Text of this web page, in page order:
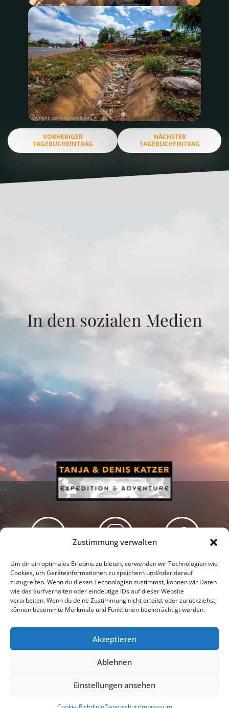
Zustimmung verwalten
Um dir ein optimales Erlebnis zu bieten, verwenden wir Technologien wie
Cookies, um Geräteinformationen zu speichern und/oder darauf
zuzugreifen. Wenn du diesen Technologien zustimmst, können wir Daten
wie das Surfverhalten oder eindeutige IDs auf dieser Website
verarbeiten. Wenn du deine Zustimmung nicht erteilst oder zurückziehst,
können bestimmte Merkmale und Funktionen beeinträchtigt werden.
Akzeptieren
Ablehnen
Einstellungen ansehen
VORHERIGER
TAGEBUCHEINTRAG
NÄCHSTER
TAGEBUCHEINTRAG
In den sozialen Medien
Newsletter Podcast Facebook
Datenschutzerklärung